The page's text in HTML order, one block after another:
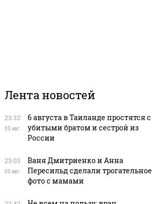
Лента новостей
23:32
05 авг.
6 августа в Таиланде простятся с
убитыми братом и сестрой из
России
23:03
05 авг.
Ваня Дмитриенко и Анна
Пересильд сделали трогательное
фото с мамами